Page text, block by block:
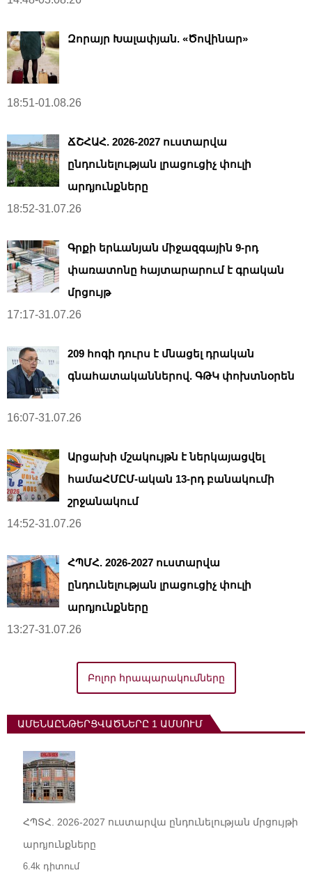
Զորայր Խալափյան. «Ծովինար»
18:51-01.08.26
ՃՇՀԱՀ. 2026-2027 ուստարվա
ընդունելության լրացուցիչ փուլի
արդյունքները
18:52-31.07.26
Գրքի երևանյան միջազգային 9-րդ
փառատոնը հայտարարում է գրական
մրցույթ
17:17-31.07.26
209 հոգի դուրս է մնացել դրական
գնահատականներով. ԳԹԿ փոխտնօրեն
16:07-31.07.26
Արցախի մշակույթն է ներկայացվել
համաՀՄԸՄ-ական 13-րդ բանակումի
շրջանակում
14:52-31.07.26
ՀՊՄՀ. 2026-2027 ուստարվա
ընդունելության լրացուցիչ փուլի
արդյունքները
13:27-31.07.26
Բոլոր հրապարակումները
ԱՄԵՆԱԸՆԹԵՐՑՎԱԾՆԵՐԸ 1 ԱՄՍՈՒՄ
ՀՊՏՀ. 2026-2027 ուստարվա ընդունելության մրցույթի
արդյունքները
6.4k դիտում